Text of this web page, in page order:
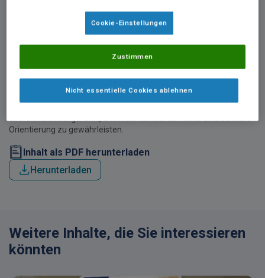
Das Produktdatenblatt zu Palenum®bietet eine kompakte
Trinknahrung in der Geschmacksrichtung Vanille. Es enthält
und der vollständigen Zutatenliste. Zusätzlich sind die
Orientierung zu gewährleisten.
Inhalt als PDF herunterladen
Herunterladen
Weitere Inhalte, die Sie interessieren
könnten
Cookie-Einstellungen
Nicht essentielle Cookies ablehnen
Zustimmen